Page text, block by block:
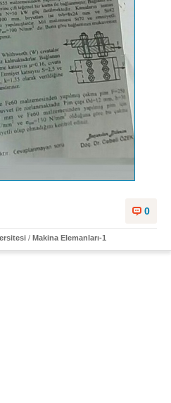
0
/ Makina Elemanları-1